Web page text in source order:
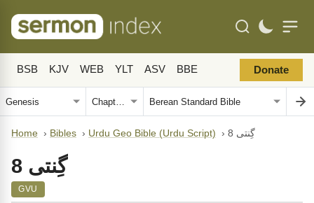
BSB KJV WEB YLT ASV BBE Donate
Home › Bibles › Urdu Geo Bible (Urdu Script) › گِنتی 8
گِنتی 8
GVU